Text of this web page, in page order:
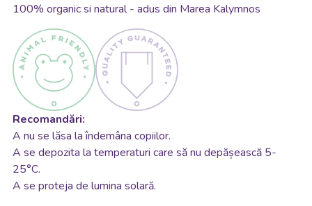
100% organic si natural - adus din Marea Kalymnos
Recomandări:
A nu se lăsa la îndemâna copiilor.
A se depozita la temperaturi care să nu depășească 5-
25°C.
A se proteja de lumina solară.